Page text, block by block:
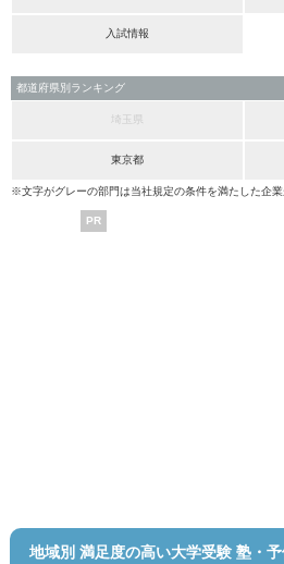
入試情報
都道府県別ランキング
埼玉県
東京都
※文字がグレーの部門は当社規定の条件を満たした企
PR
地域別 満足度の高い大学受験 塾・